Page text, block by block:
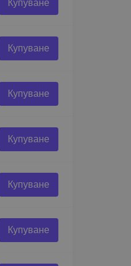
Купуване
Купуване
Купуване
Купуване
Купуване